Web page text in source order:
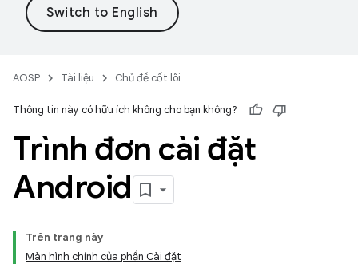
AOSP Tài liệu Chủ đề cốt lõi
Thông tin này có hữu ích không cho bạn không?
Trình đơn cài đặt
Android
Trên trang này
Màn hình chính của phần Cài đặt